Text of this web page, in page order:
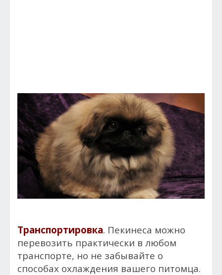
Транспортировка. Пекинеса можно
перевозить практически в любом
транспорте, но не забывайте о
способах охлаждения вашего питомца.